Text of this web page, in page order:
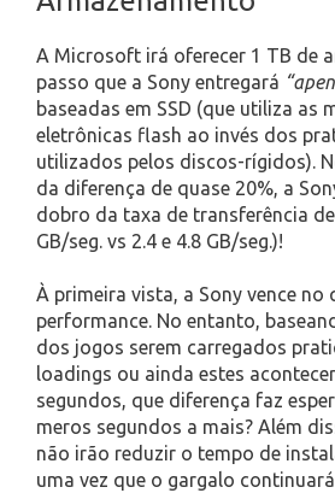
A Microsoft irá oferecer 1 TB de
passo que a Sony entregará
baseadas em SSD (que utiliza as
eletrônicas flash ao invés dos
utilizados pelos discos-rígidos).
da diferença de quase 20%, a
dobro da taxa de transferência
GB/seg. vs 2.4 e 4.8 GB/seg.)!
À primeira vista, a Sony vence no
performance. No entanto,
dos jogos serem carregados
loadings ou ainda estes
segundos, que diferença faz
meros segundos a mais? Além
não irão reduzir o tempo de
uma vez que o gargalo